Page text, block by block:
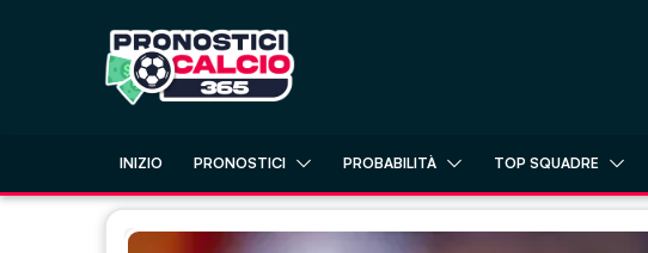
INIZIO PRONOSTICI PROBABILITÀ TOP SQUADRE